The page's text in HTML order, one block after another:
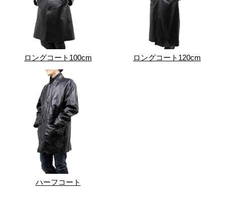
ロングコート100cm ロングコート120cm
ハーフコート